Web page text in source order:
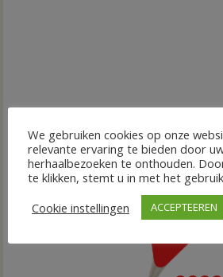
We gebruiken cookies op onze
relevante ervaring te bieden door
herhaalbezoeken te onthouden.
te klikken, stemt u in met het
Cookie instellingen
ACCEPTEEREN